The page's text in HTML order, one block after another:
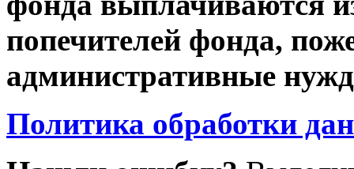
попечителей фонда,
административные
Политика обработки